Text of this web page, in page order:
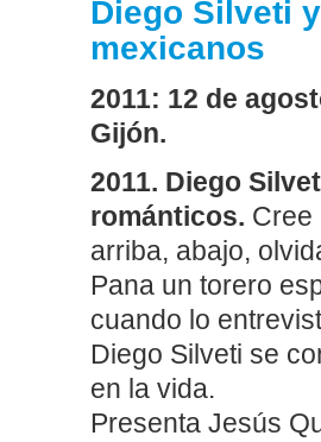
Diego Silveti
mexicanos
2011: 12 de
Gijón.
2011. Diego
románticos. Cree
arriba, abajo,
Pana un torero
cuando lo
Diego Silveti se
en la vida.
Presenta Jesús